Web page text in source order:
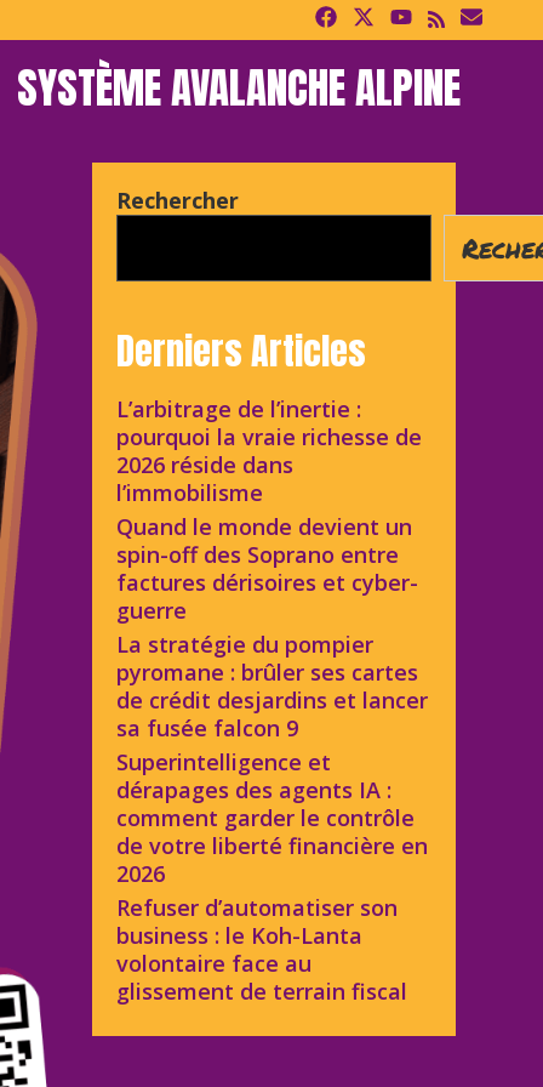
SYSTÈME AVALANCHE ALPINE
Rechercher
Derniers Articles
L’arbitrage de l’inertie :
pourquoi la vraie richesse de
2026 réside dans
l’immobilisme
Quand le monde devient un
spin-off des Soprano entre
factures dérisoires et cyber-
guerre
La stratégie du pompier
pyromane : brûler ses cartes
de crédit desjardins et lancer
sa fusée falcon 9
Superintelligence et
dérapages des agents IA :
comment garder le contrôle
de votre liberté financière en
2026
Refuser d’automatiser son
business : le Koh-Lanta
volontaire face au
glissement de terrain fiscal